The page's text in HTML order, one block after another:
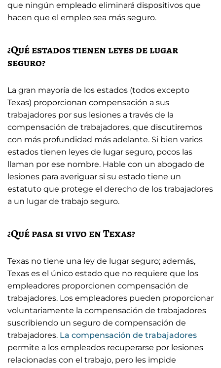
que ningún empleado eliminará dispositivos que
hacen que el empleo sea más seguro.
¿Qué estados tienen leyes de lugar
seguro?
La gran mayoría de los estados (todos excepto
Texas) proporcionan compensación a sus
trabajadores por sus lesiones a través de la
compensación de trabajadores, que discutiremos
con más profundidad más adelante. Si bien varios
estados tienen leyes de lugar seguro, pocos las
llaman por ese nombre. Hable con un abogado de
lesiones para averiguar si su estado tiene un
estatuto que protege el derecho de los trabajadores
a un lugar de trabajo seguro.
¿Qué pasa si vivo en Texas?
Texas no tiene una ley de lugar seguro; además,
Texas es el único estado que no requiere que los
empleadores proporcionen compensación de
trabajadores. Los empleadores pueden proporcionar
voluntariamente la compensación de trabajadores
suscribiendo un seguro de compensación de
trabajadores. La compensación de trabajadores
permite a los empleados recuperarse por lesiones
relacionadas con el trabajo, pero les impide